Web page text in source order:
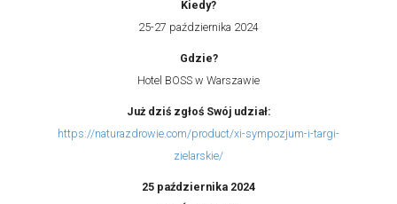
Kiedy?
25-27 października 2024
Gdzie?
Hotel BOSS w Warszawie
Już dziś zgłoś Swój udział:
https://naturazdrowie.com/product/xi-sympozjum-i-targi-
zielarskie/
25 października 2024